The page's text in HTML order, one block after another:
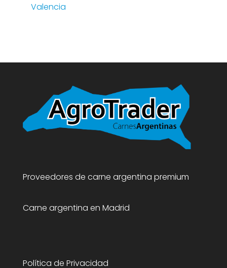
Valencia
Proveedores de carne argentina premium
Carne argentina en Madrid
Política de Privacidad